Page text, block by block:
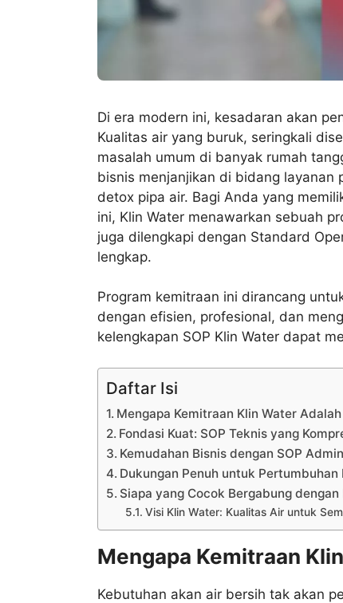
Di era modern ini, kesadaran akan
Kualitas air yang buruk, seringkali
masalah umum di banyak rumah
bisnis menjanjikan di bidang layanan
detox pipa air. Bagi Anda yang
ini, Klin Water menawarkan sebuah
juga dilengkapi dengan Standard
lengkap.
Program kemitraan ini dirancang
dengan efisien, profesional, dan
kelengkapan SOP Klin Water dapat
Daftar Isi
Mengapa Kemitraan Klin Water
Fondasi Kuat: SOP Teknis yang
Kemudahan Bisnis dengan SOP
Dukungan Penuh untuk Pertumbuhan
Siapa yang Cocok Bergabung dengan
Visi Klin Water: Kualitas Air untuk
Mengapa Kemitraan
Kebutuhan akan air bersih tak akan